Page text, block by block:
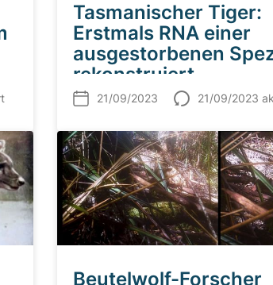
Tasmanischer Tiger:
Erstmals RNA einer
ausgestorbenen
rekonstruiert
21/09/2023 21/09/2023
Beutelwolf-Forscher